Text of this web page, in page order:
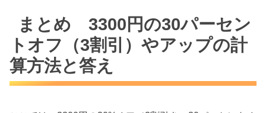
まとめ 3300円の30パーセン
トオフ（3割引）やアップの計
算方法と答え